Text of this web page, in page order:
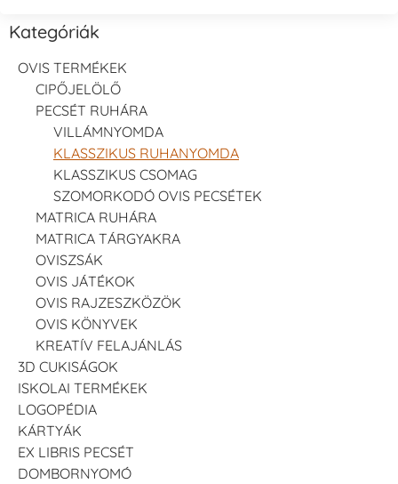
Kategóriák
OVIS TERMÉKEK
CIPŐJELÖLŐ
PECSÉT RUHÁRA
VILLÁMNYOMDA
KLASSZIKUS RUHANYOMDA
KLASSZIKUS CSOMAG
SZOMORKODÓ OVIS PECSÉTEK
MATRICA RUHÁRA
MATRICA TÁRGYAKRA
OVISZSÁK
OVIS JÁTÉKOK
OVIS RAJZESZKÖZÖK
OVIS KÖNYVEK
KREATÍV FELAJÁNLÁS
3D CUKISÁGOK
ISKOLAI TERMÉKEK
LOGOPÉDIA
KÁRTYÁK
EX LIBRIS PECSÉT
DOMBORNYOMÓ